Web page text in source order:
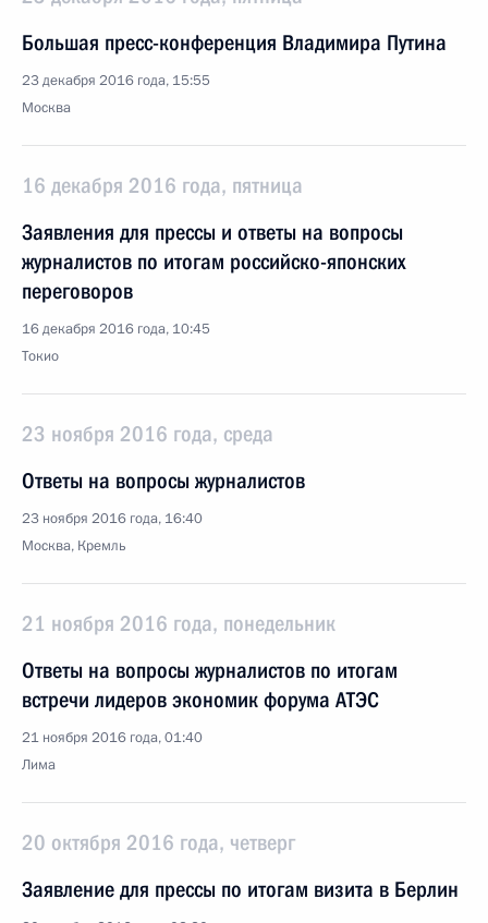
Большая пресс-конференция Владимира Путина
23 декабря 2016 года, 15:55
Москва
16 декабря 2016 года, пятница
Заявления для прессы и ответы на вопросы
журналистов по итогам российско-японских
переговоров
16 декабря 2016 года, 10:45
Токио
23 ноября 2016 года, среда
Ответы на вопросы журналистов
23 ноября 2016 года, 16:40
Москва, Кремль
21 ноября 2016 года, понедельник
Ответы на вопросы журналистов по итогам
встречи лидеров экономик форума АТЭС
21 ноября 2016 года, 01:40
Лима
20 октября 2016 года, четверг
Заявление для прессы по итогам визита в Берлин